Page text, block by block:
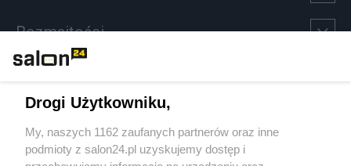
Rozmaitości
Sport
Społeczeństwo
Drogi Użytkowniku,
My, naszych 1162 zaufanych partnerów oraz inne
podmioty z salon24.pl uzyskujemy dostęp i